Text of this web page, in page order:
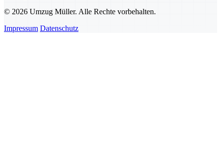
© 2026 Umzug Müller. Alle Rechte vorbehalten.
Impressum Datenschutz